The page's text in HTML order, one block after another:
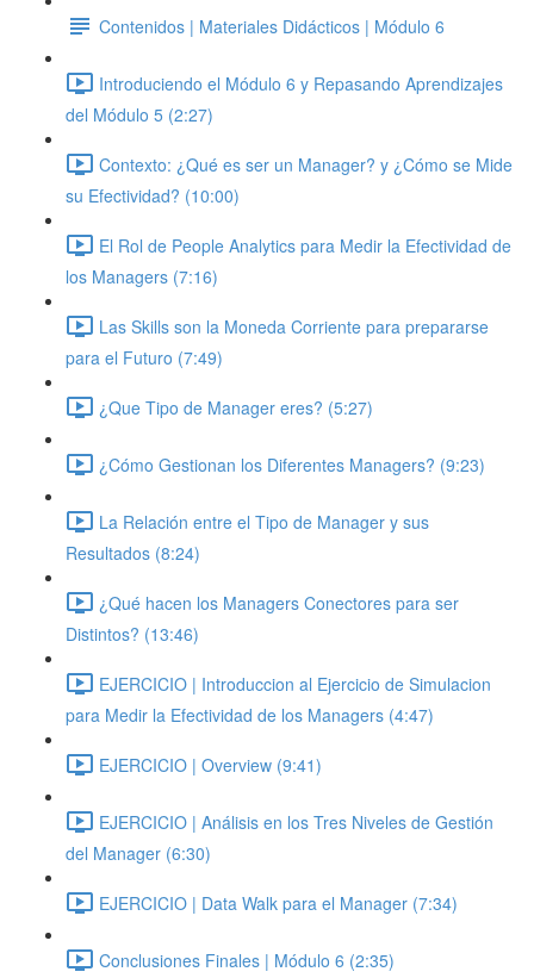
Contenidos | Materiales Didácticos | Módulo 6
Introduciendo el Módulo 6 y Repasando Aprendizajes
del Módulo 5 (2:27)
Contexto: ¿Qué es ser un Manager? y ¿Cómo se Mide
su Efectividad? (10:00)
El Rol de People Analytics para Medir la Efectividad de
los Managers (7:16)
Las Skills son la Moneda Corriente para prepararse
para el Futuro (7:49)
¿Que Tipo de Manager eres? (5:27)
¿Cómo Gestionan los Diferentes Managers? (9:23)
La Relación entre el Tipo de Manager y sus
Resultados (8:24)
¿Qué hacen los Managers Conectores para ser
Distintos? (13:46)
EJERCICIO | Introduccion al Ejercicio de Simulacion
para Medir la Efectividad de los Managers (4:47)
EJERCICIO | Overview (9:41)
EJERCICIO | Análisis en los Tres Niveles de Gestión
del Manager (6:30)
EJERCICIO | Data Walk para el Manager (7:34)
Conclusiones Finales | Módulo 6 (2:35)